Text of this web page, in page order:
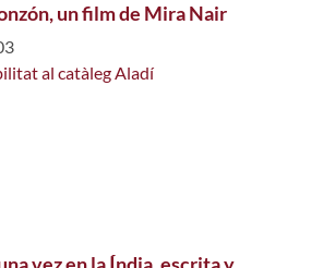
un film de Mira Nair
al catàleg Aladí